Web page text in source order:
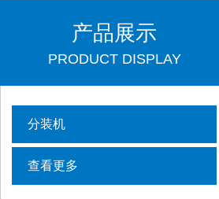
产品展示
PRODUCT DISPLAY
分装机
查看更多